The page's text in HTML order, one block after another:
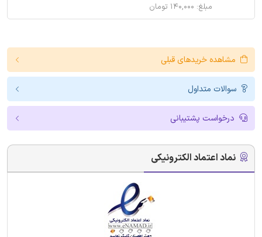
مبلغ: ۱۴۰,۰۰۰ تومان
مشاهده خریدهای قبلی
سوالات متداول
درخواست پشتیبانی
نماد اعتماد الکترونیکی